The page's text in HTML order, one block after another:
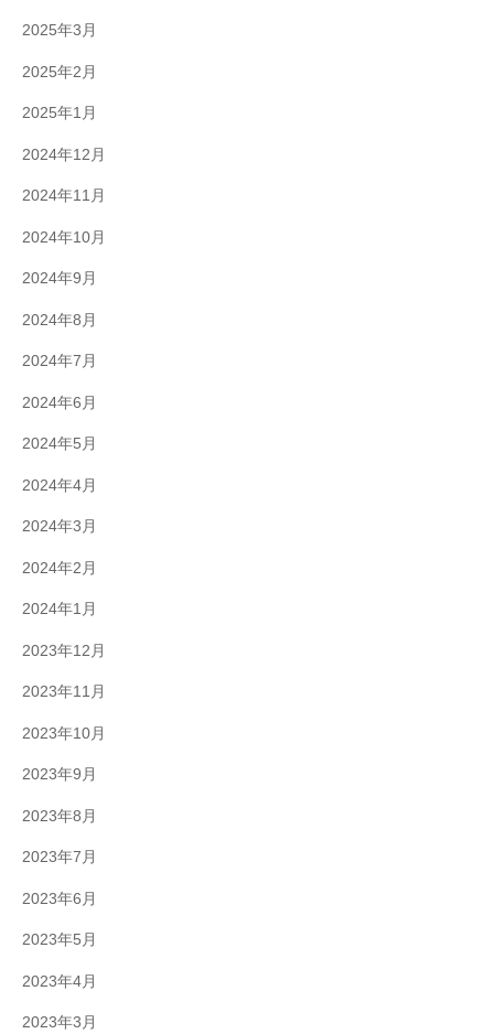
2025年3月
2025年2月
2025年1月
2024年12月
2024年11月
2024年10月
2024年9月
2024年8月
2024年7月
2024年6月
2024年5月
2024年4月
2024年3月
2024年2月
2024年1月
2023年12月
2023年11月
2023年10月
2023年9月
2023年8月
2023年7月
2023年6月
2023年5月
2023年4月
2023年3月